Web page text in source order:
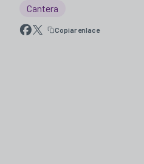
Cantera
Copiar enlace